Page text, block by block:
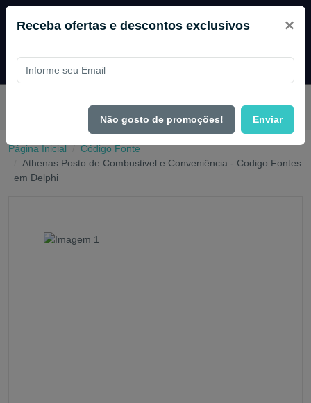
Agosto.
Página Inicial
Código Fonte
Athenas Posto de Combustivel e Conveniência - Codigo Fontes
em Delphi
Receba ofertas e descontos exclusivos ×
Não gosto de promoções! Enviar